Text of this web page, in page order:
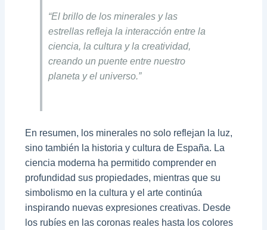
“El brillo de los minerales y las
estrellas refleja la interacción entre la
ciencia, la cultura y la creatividad,
creando un puente entre nuestro
planeta y el universo.”
En resumen, los minerales no solo reflejan la luz,
sino también la historia y cultura de España. La
ciencia moderna ha permitido comprender en
profundidad sus propiedades, mientras que su
simbolismo en la cultura y el arte continúa
inspirando nuevas expresiones creativas. Desde
los rubíes en las coronas reales hasta los colores